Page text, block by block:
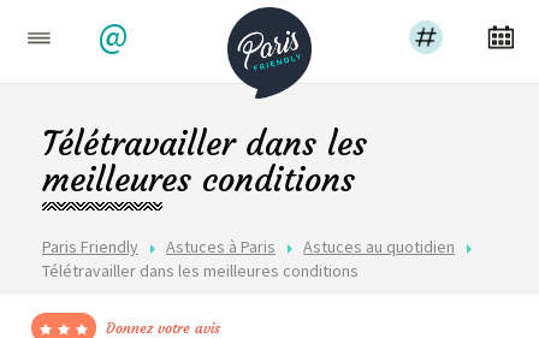
@
Paris Friendly Astuces à Paris
Astuces au quotidien
Télétravailler dans les meilleures conditions
Télétravailler dans les
meilleures conditions
Donnez votre avis